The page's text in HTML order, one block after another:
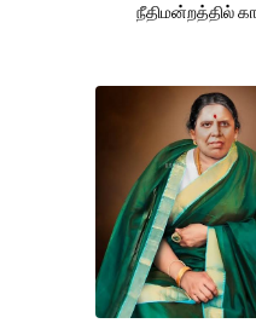
நீதிமன்றத்தில்